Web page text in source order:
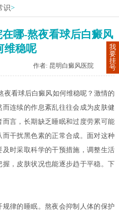
识>
哪-熬夜看球后白癜风
维稳呢
作者: 昆明白癜风医院
夜看球后白癜风如何维稳呢？激情的
连续的作息紊乱往往会成为皮肤健
言，长期缺乏睡眠和过度劳累可能
干扰黑色素的正常合成。面对这种
时采取科学的干预措施，调整生活
，皮肤状况也能逐步趋于平稳。下
律的睡眠。熬夜会抑制人体的保护
我
要
挂
号